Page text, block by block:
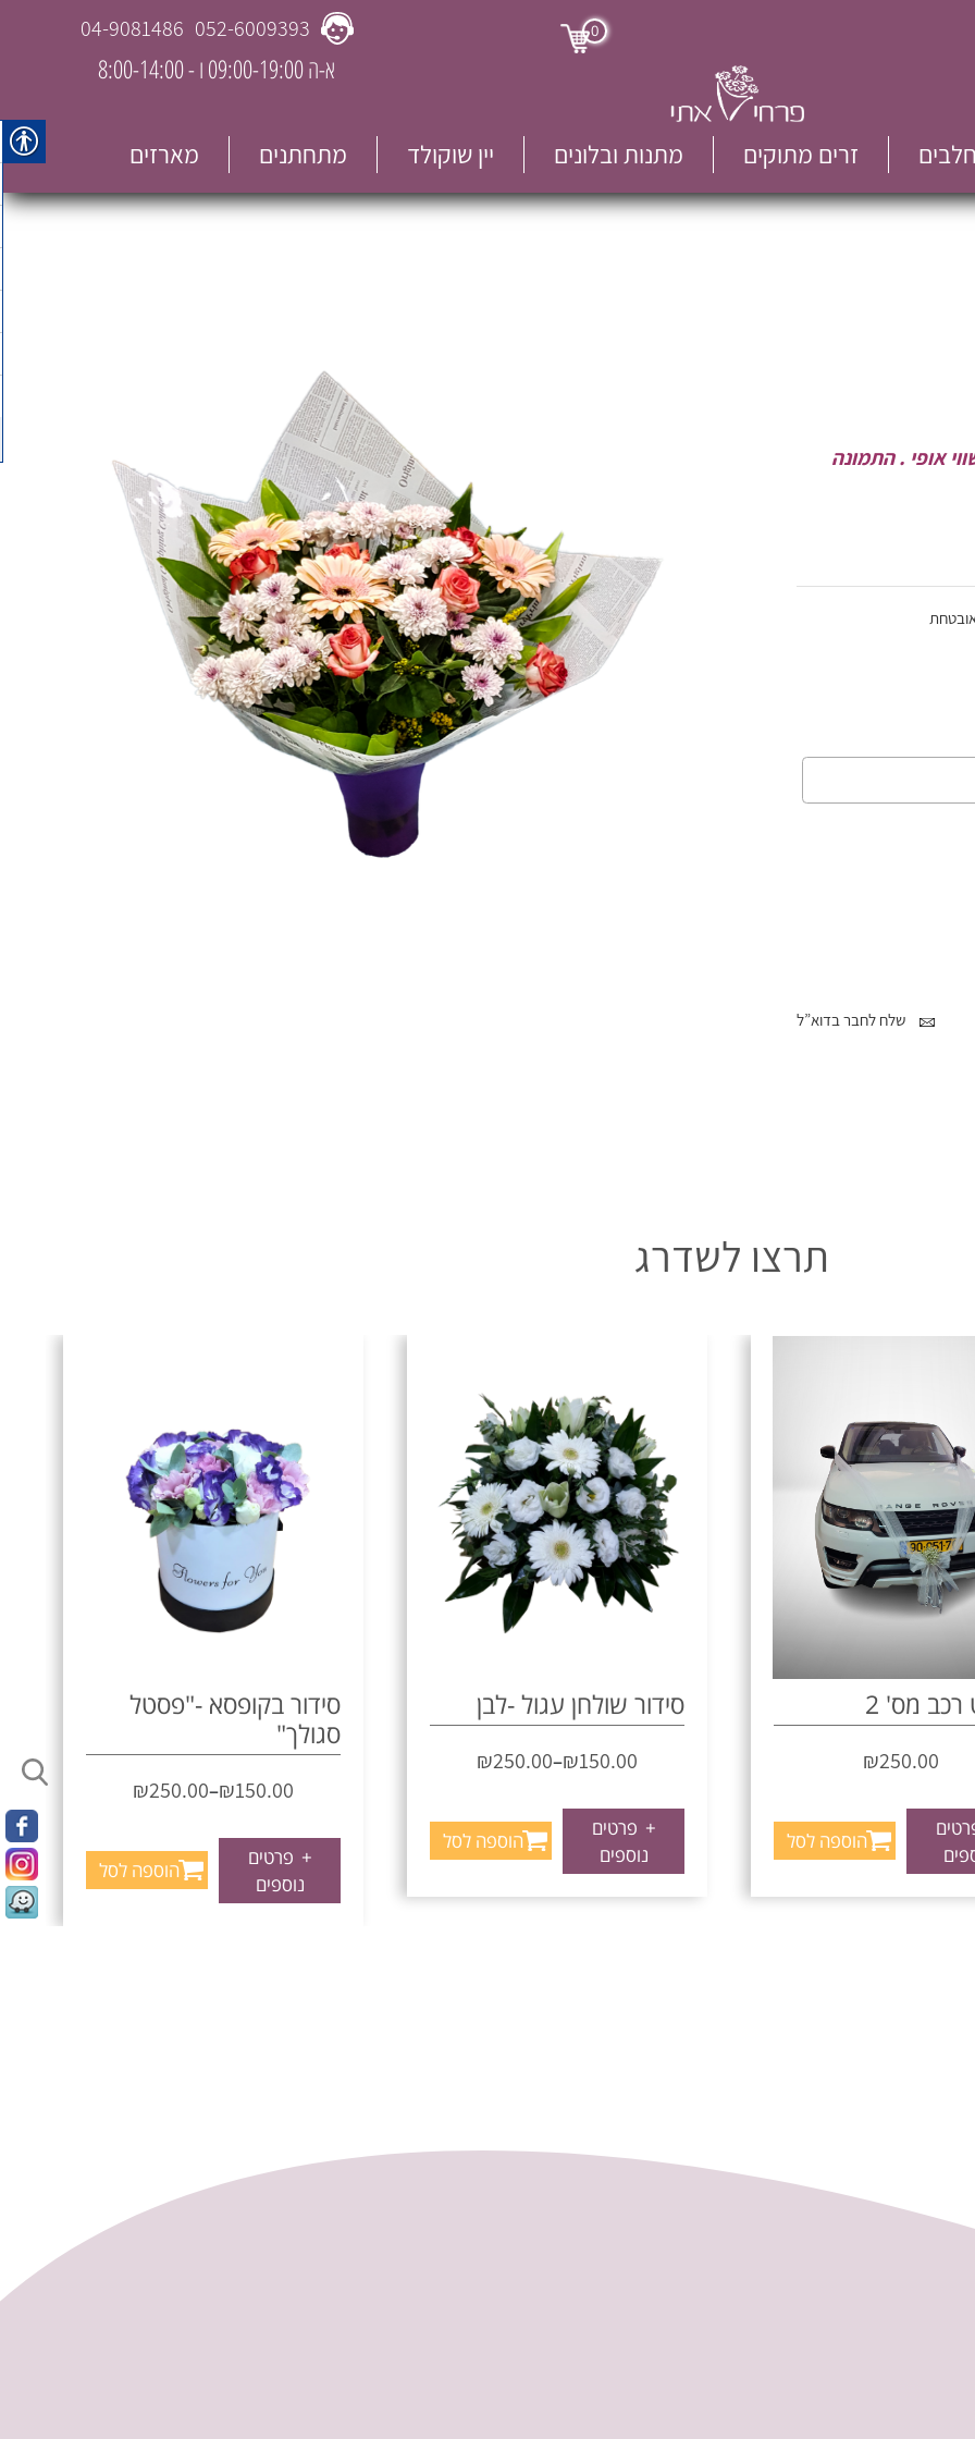
0
052-6009393
04-9081486
א-ה 09:00-19:00 ו - 8:00-14:00
זרים מתוקים מתנות ובלונים יין שוקולד מתחתנים מארזים
אופי . התמונה
שלח לחבר בדוא”ל
תרצו לשדרג
מס' 2
₪250.00
הוספה לסל
סידור שולחן עגול -לבן
₪150.00
–
₪250.00
+ פרטים
נוספים
הוספה לסל
סידור בקופסא -"פסטל
סגולך"
₪150.00
–
₪250.00
+ פרטים
נוספים
הוספה לסל